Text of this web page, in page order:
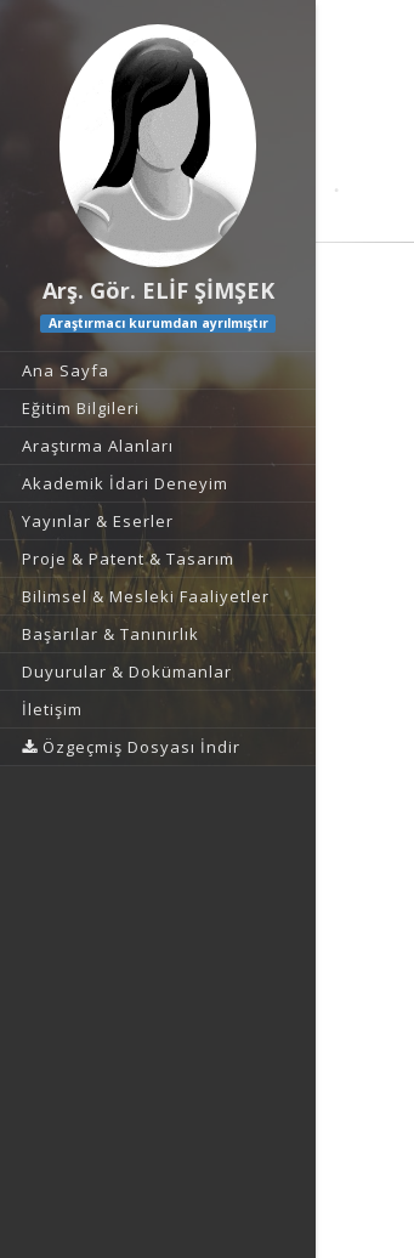
Arş. Gör. ELİF ŞİMŞEK
Araştırmacı kurumdan ayrılmıştır
Ana Sayfa
Eğitim Bilgileri
Araştırma Alanları
Akademik İdari Deneyim
Yayınlar & Eserler
Proje & Patent & Tasarım
Bilimsel & Mesleki Faaliyetler
Başarılar & Tanınırlık
Duyurular & Dokümanlar
İletişim
Özgeçmiş Dosyası İndir